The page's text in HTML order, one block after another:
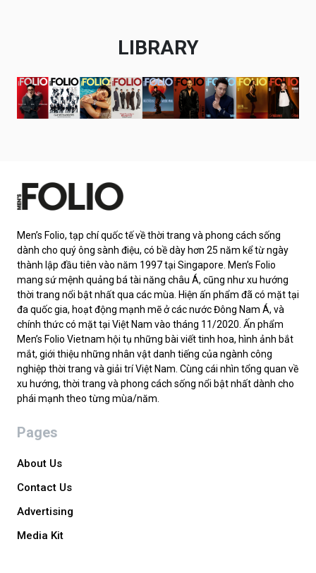
LIBRARY
Men’s Folio, tạp chí quốc tế về thời trang và phong cách sống
dành cho quý ông sành điệu, có bề dày hơn 25 năm kể từ ngày
thành lập đầu tiên vào năm 1997 tại Singapore. Men’s Folio
mang sứ mệnh quảng bá tài năng châu Á, cũng như xu hướng
thời trang nổi bật nhất qua các mùa. Hiện ấn phẩm đã có mặt tại
đa quốc gia, hoạt động mạnh mẽ ở các nước Đông Nam Á, và
chính thức có mặt tại Việt Nam vào tháng 11/2020. Ấn phẩm
Men’s Folio Vietnam hội tụ những bài viết tinh hoa, hình ảnh bắt
mắt, giới thiệu những nhân vật danh tiếng của ngành công
nghiệp thời trang và giải trí Việt Nam. Cùng cái nhìn tổng quan về
xu hướng, thời trang và phong cách sống nổi bật nhất dành cho
phái mạnh theo từng mùa/năm.
Pages
About Us
Contact Us
Advertising
Media Kit